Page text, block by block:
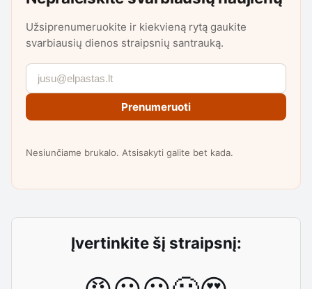
Užsiprenumeruokite ir kiekvieną rytą gaukite
svarbiausių dienos straipsnių santrauką.
Prenumeruoti
Nesiunčiame brukalo. Atsisakyti galite bet kada.
Įvertinkite šį straipsnį: